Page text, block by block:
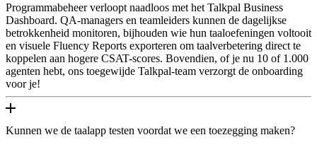
Programmabeheer verloopt naadloos met het Talkpal Business
Dashboard. QA-managers en teamleiders kunnen de dagelijkse
betrokkenheid monitoren, bijhouden wie hun taaloefeningen voltooit
en visuele Fluency Reports exporteren om taalverbetering direct te
koppelen aan hogere CSAT-scores. Bovendien, of je nu 10 of 1.000
agenten hebt, ons toegewijde Talkpal-team verzorgt de onboarding
voor je!
Kunnen we de taalapp testen voordat we een toezegging maken?